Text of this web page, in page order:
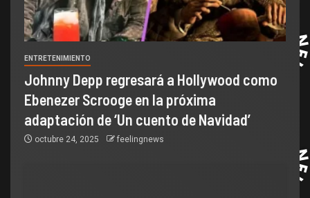
ENTRETENIMIENTO
Johnny Depp regresará a Hollywood como
Ebenezer Scrooge en la próxima
adaptación de ‘Un cuento de Navidad’
octubre 24, 2025 feelingnews